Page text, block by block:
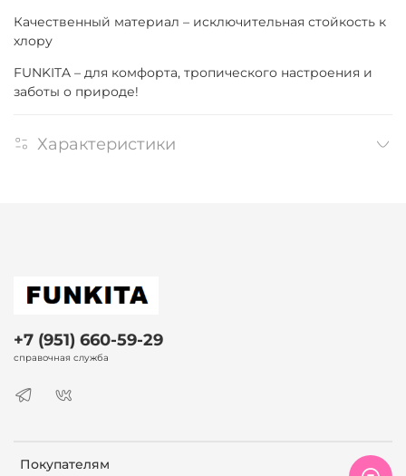
Качественный материал – исключительная стойкость к
хлору
FUNKITA – для комфорта, тропического настроения и
заботы о природе!
Характеристики
Покупателям
+7 (951) 660-59-29
справочная служба